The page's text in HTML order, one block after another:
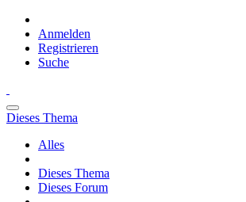
Anmelden
Registrieren
Suche
Dieses Thema
Alles
Dieses Thema
Dieses Forum